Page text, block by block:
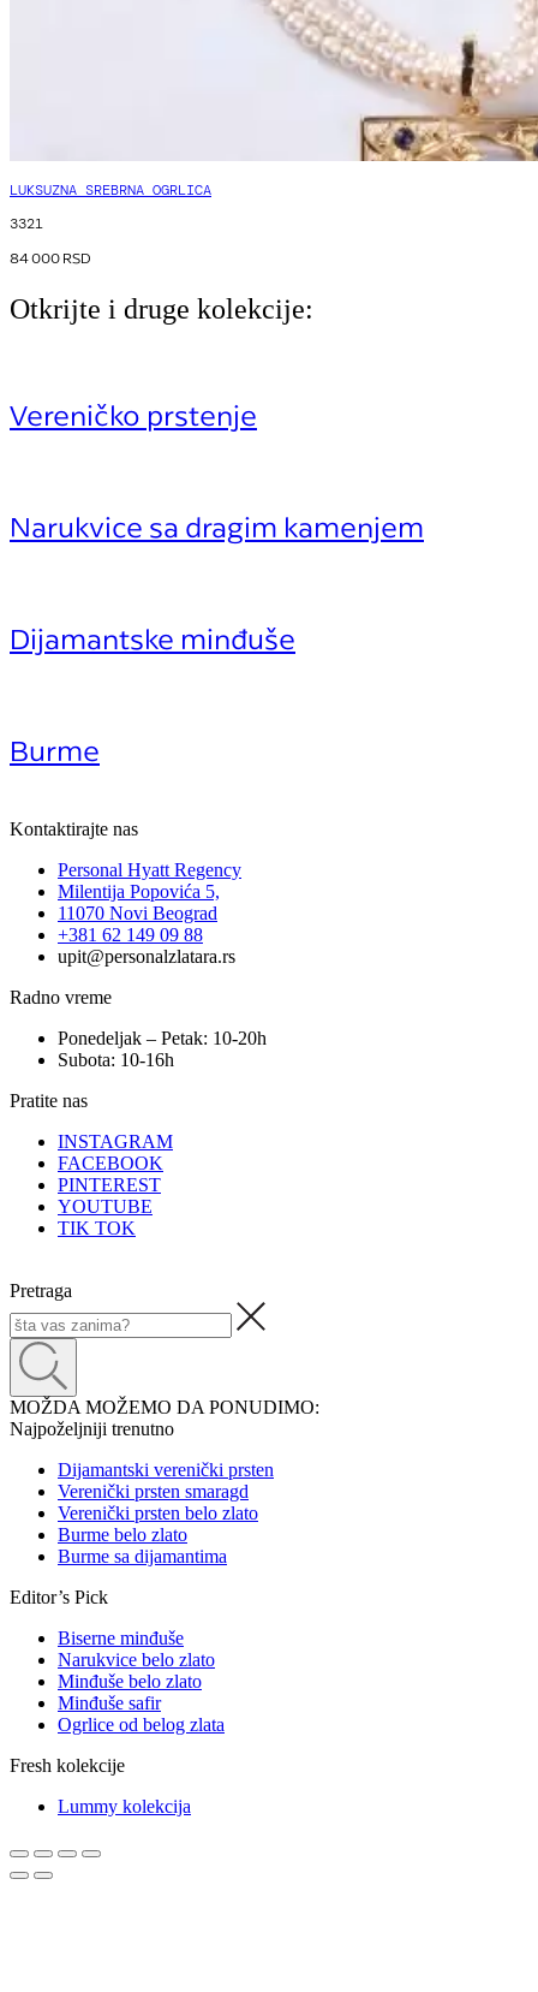
LUKSUZNA SREBRNA OGRLICA
3321
84 000RSD
Otkrijte i druge kolekcije:
Vereničko prstenje
Narukvice sa dragim kamenjem
Dijamantske minđuše
Burme
Kontaktirajte nas
Personal Hyatt Regency
Milentija Popovića 5,
11070 Novi Beograd
+381 62 149 09 88
upit@personalzlatara.rs
Radno vreme
Ponedeljak – Petak: 10-20h
Subota: 10-16h
Pratite nas
INSTAGRAM
FACEBOOK
PINTEREST
YOUTUBE
TIK TOK
Pretraga
MOŽDA MOŽEMO DA PONUDIMO:
Najpoželjniji trenutno
Dijamantski verenički prsten
Verenički prsten smaragd
Verenički prsten belo zlato
Burme belo zlato
Burme sa dijamantima
Editor’s Pick
Biserne minđuše
Narukvice belo zlato
Minđuše belo zlato
Minđuše safir
Ogrlice od belog zlata
Fresh kolekcije
Lummy kolekcija